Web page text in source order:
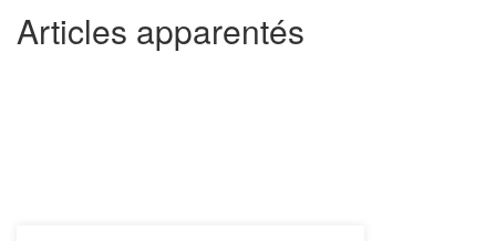
Articles apparentés